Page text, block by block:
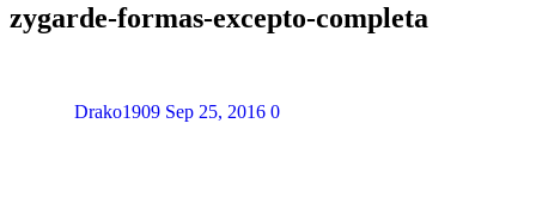
zygarde-formas-excepto-completa
Drako1909 Sep 25, 2016 0